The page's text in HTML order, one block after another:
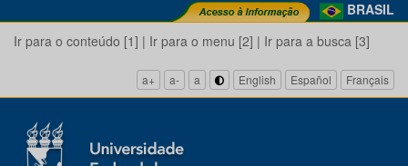
BRASIL
Ir para o conteúdo [1] | Ir para o menu [2] | Ir para a busca [3]
a+ a- a English Español Français